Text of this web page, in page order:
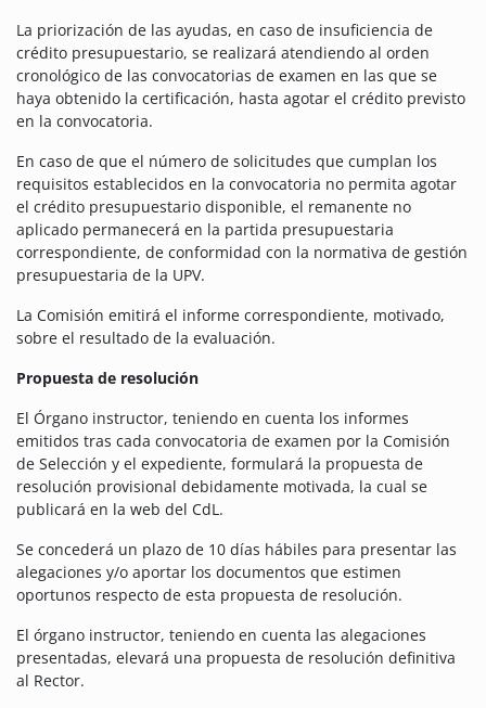
La priorización de las ayudas, en caso de insuficiencia de
crédito presupuestario, se realizará atendiendo al orden
cronológico de las convocatorias de examen en las que se
haya obtenido la certificación, hasta agotar el crédito previsto
en la convocatoria.
En caso de que el número de solicitudes que cumplan los
requisitos establecidos en la convocatoria no permita agotar
el crédito presupuestario disponible, el remanente no
aplicado permanecerá en la partida presupuestaria
correspondiente, de conformidad con la normativa de gestión
presupuestaria de la UPV.
La Comisión emitirá el informe correspondiente, motivado,
sobre el resultado de la evaluación.
Propuesta de resolución
El Órgano instructor, teniendo en cuenta los informes
emitidos tras cada convocatoria de examen por la Comisión
de Selección y el expediente, formulará la propuesta de
resolución provisional debidamente motivada, la cual se
publicará en la web del CdL.
Se concederá un plazo de 10 días hábiles para presentar las
alegaciones y/o aportar los documentos que estimen
oportunos respecto de esta propuesta de resolución.
El órgano instructor, teniendo en cuenta las alegaciones
presentadas, elevará una propuesta de resolución definitiva
al Rector.